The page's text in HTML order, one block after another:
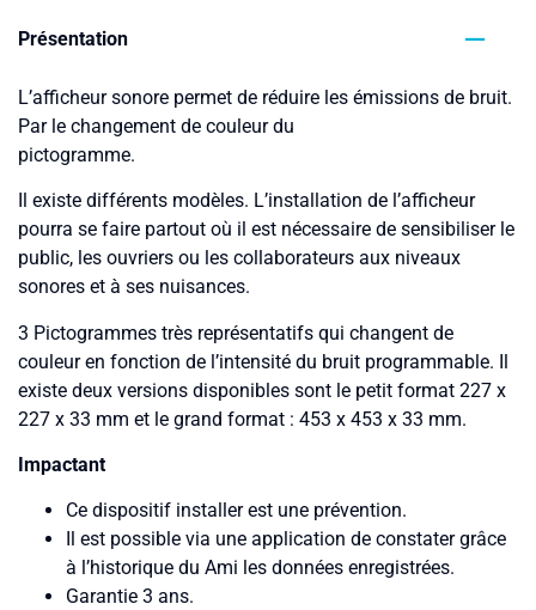
Présentation
L’afficheur sonore permet de réduire les émissions de bruit.
Par le changement de couleur du
pictogramme.
Il existe différents modèles. L’installation de l’afficheur
pourra se faire partout où il est nécessaire de sensibiliser le
public, les ouvriers ou les collaborateurs aux niveaux
sonores et à ses nuisances.
3 Pictogrammes très représentatifs qui changent de
couleur en fonction de l’intensité du bruit programmable. Il
existe deux versions disponibles sont le petit format 227 x
227 x 33 mm et le grand format : 453 x 453 x 33 mm.
Impactant
Ce dispositif installer est une prévention.
Il est possible via une application de constater grâce
à l’historique du Ami les données enregistrées.
Garantie 3 ans.